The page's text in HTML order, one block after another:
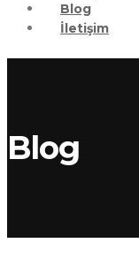
Blog
İletişim
Blog